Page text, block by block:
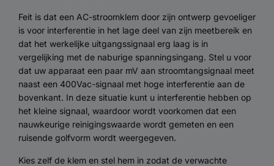
Feit is dat een AC-stroomklem door zijn ontwerp gevoeliger
is voor interferentie in het lage deel van zijn meetbereik en
dat het werkelijke uitgangssignaal erg laag is in
vergelijking met de naburige spanningsingang. Stel u voor
dat uw apparaat een paar mV aan stroomtangsignaal meet
naast een 400Vac-signaal met hoge interferentie aan de
bovenkant. In deze situatie kunt u interferentie hebben op
het kleine signaal, waardoor wordt voorkomen dat een
nauwkeurige reinigingswaarde wordt gemeten en een
ruisende golfvorm wordt weergegeven.
Kies zelf de klem en stel hem in zodat de verwachte